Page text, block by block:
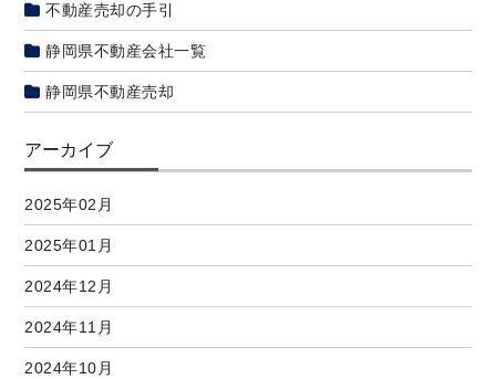
不動産売却の手引
静岡県不動産会社一覧
静岡県不動産売却
アーカイブ
2025年02月
2025年01月
2024年12月
2024年11月
2024年10月